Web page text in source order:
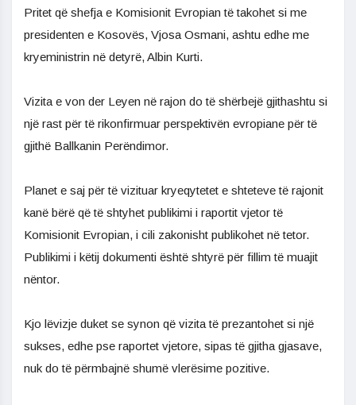
Pritet që shefja e Komisionit Evropian të takohet si me
presidenten e Kosovës, Vjosa Osmani, ashtu edhe me
kryeministrin në detyrë, Albin Kurti.
Vizita e von der Leyen në rajon do të shërbejë gjithashtu si
një rast për të rikonfirmuar perspektivën evropiane për të
gjithë Ballkanin Perëndimor.
Planet e saj për të vizituar kryeqytetet e shteteve të rajonit
kanë bërë që të shtyhet publikimi i raportit vjetor të
Komisionit Evropian, i cili zakonisht publikohet në tetor.
Publikimi i këtij dokumenti është shtyrë për fillim të muajit
nëntor.
Kjo lëvizje duket se synon që vizita të prezantohet si një
sukses, edhe pse raportet vjetore, sipas të gjitha gjasave,
nuk do të përmbajnë shumë vlerësime pozitive.